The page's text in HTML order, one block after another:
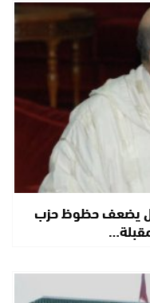
هل يضعف حظوظ حزب